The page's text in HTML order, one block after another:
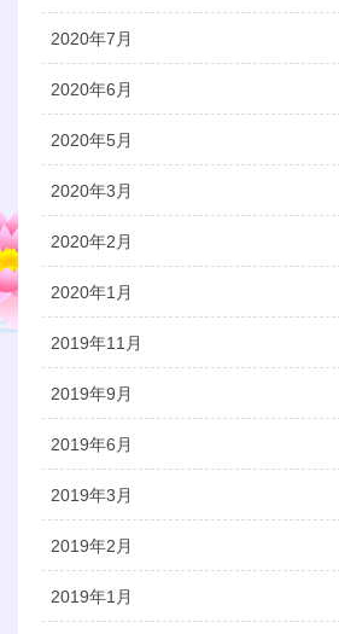
2020年7月
2020年6月
2020年5月
2020年3月
2020年2月
2020年1月
2019年11月
2019年9月
2019年6月
2019年3月
2019年2月
2019年1月